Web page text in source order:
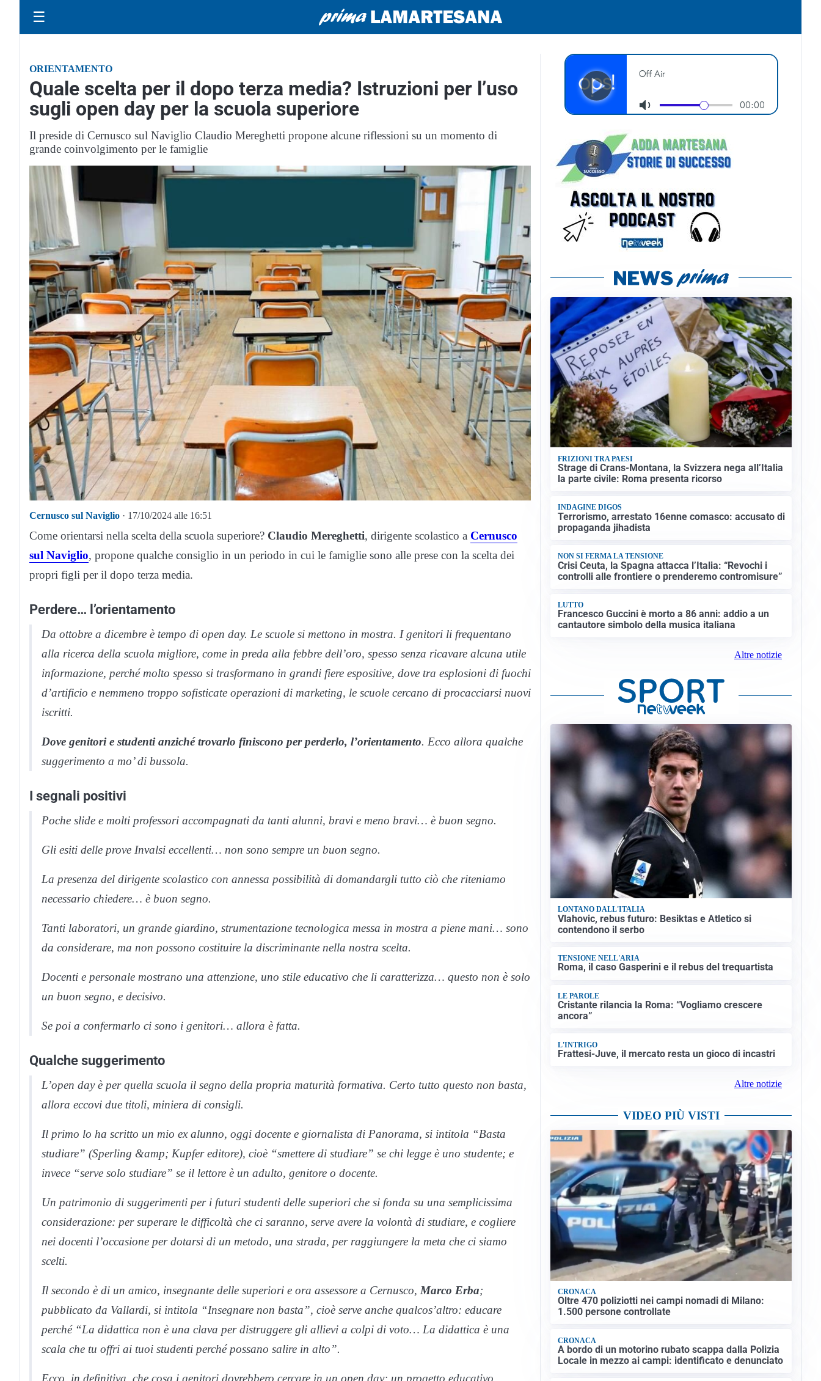
☰
ORIENTAMENTO
Quale scelta per il dopo terza media? Istruzioni per l’uso
sugli open day per la scuola superiore
Il preside di Cernusco sul Naviglio Claudio Mereghetti propone alcune riflessioni su un momento di
grande coinvolgimento per le famiglie
Cernusco sul Naviglio · 17/10/2024 alle 16:51
Come orientarsi nella scelta della scuola superiore? Claudio Mereghetti, dirigente scolastico a Cernusco
sul Naviglio, propone qualche consiglio in un periodo in cui le famiglie sono alle prese con la scelta dei
propri figli per il dopo terza media.
Perdere… l’orientamento
Da ottobre a dicembre è tempo di open day. Le scuole si mettono in mostra. I genitori li frequentano
alla ricerca della scuola migliore, come in preda alla febbre dell’oro, spesso senza ricavare alcuna utile
informazione, perché molto spesso si trasformano in grandi fiere espositive, dove tra esplosioni di fuochi
d’artificio e nemmeno troppo sofisticate operazioni di marketing, le scuole cercano di procacciarsi nuovi
iscritti.
Dove genitori e studenti anziché trovarlo finiscono per perderlo, l’orientamento. Ecco allora qualche
suggerimento a mo’ di bussola.
I segnali positivi
Poche slide e molti professori accompagnati da tanti alunni, bravi e meno bravi… è buon segno.
Gli esiti delle prove Invalsi eccellenti… non sono sempre un buon segno.
La presenza del dirigente scolastico con annessa possibilità di domandargli tutto ciò che riteniamo
necessario chiedere… è buon segno.
Tanti laboratori, un grande giardino, strumentazione tecnologica messa in mostra a piene mani… sono
da considerare, ma non possono costituire la discriminante nella nostra scelta.
Docenti e personale mostrano una attenzione, uno stile educativo che li caratterizza… questo non è solo
un buon segno, e decisivo.
Se poi a confermarlo ci sono i genitori… allora è fatta.
Qualche suggerimento
L’open day è per quella scuola il segno della propria maturità formativa. Certo tutto questo non basta,
allora eccovi due titoli, miniera di consigli.
Il primo lo ha scritto un mio ex alunno, oggi docente e giornalista di Panorama, si intitola “Basta
studiare” (Sperling &amp; Kupfer editore), cioè “smettere di studiare” se chi legge è uno studente; e
invece “serve solo studiare” se il lettore è un adulto, genitore o docente.
Un patrimonio di suggerimenti per i futuri studenti delle superiori che si fonda su una semplicissima
considerazione: per superare le difficoltà che ci saranno, serve avere la volontà di studiare, e cogliere
nei docenti l’occasione per dotarsi di un metodo, una strada, per raggiungere la meta che ci siamo
scelti.
Il secondo è di un amico, insegnante delle superiori e ora assessore a Cernusco, Marco Erba;
pubblicato da Vallardi, si intitola “Insegnare non basta”, cioè serve anche qualcos’altro: educare
perché “La didattica non è una clava per distruggere gli allievi a colpi di voto… La didattica è una
scala che tu offri ai tuoi studenti perché possano salire in alto”.
Ecco, in definitiva, che cosa i genitori dovrebbero cercare in un open day: un progetto educativo
FRIZIONI TRA PAESI
Strage di Crans-Montana, la Svizzera nega all’Italia
la parte civile: Roma presenta ricorso
INDAGINE DIGOS
Terrorismo, arrestato 16enne comasco: accusato di
propaganda jihadista
NON SI FERMA LA TENSIONE
Crisi Ceuta, la Spagna attacca l’Italia: “Revochi i
controlli alle frontiere o prenderemo contromisure”
LUTTO
Francesco Guccini è morto a 86 anni: addio a un
cantautore simbolo della musica italiana
Altre notizie
LONTANO DALL'ITALIA
Vlahovic, rebus futuro: Besiktas e Atletico si
contendono il serbo
TENSIONE NELL'ARIA
Roma, il caso Gasperini e il rebus del trequartista
LE PAROLE
Cristante rilancia la Roma: “Vogliamo crescere
ancora”
L'INTRIGO
Frattesi-Juve, il mercato resta un gioco di incastri
Altre notizie
VIDEO PIÙ VISTI
CRONACA
Oltre 470 poliziotti nei campi nomadi di Milano:
1.500 persone controllate
CRONACA
A bordo di un motorino rubato scappa dalla Polizia
Locale in mezzo ai campi: identificato e denunciato